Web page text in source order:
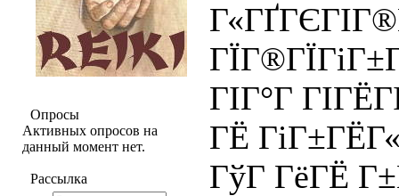
Опросы
Активных опросов на
данный момент нет.
Рассылка
ГІГ°Г
ГЁ
ГўГ ГёГЁ